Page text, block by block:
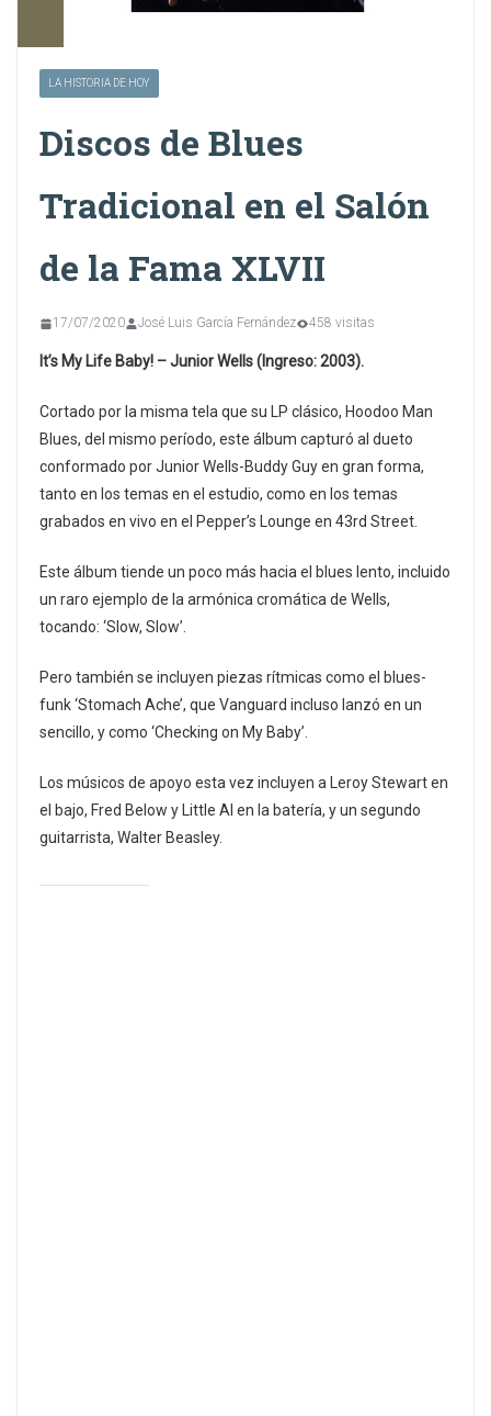
LA HISTORIA DE HOY
Discos de Blues
Tradicional en el Salón
de la Fama XLVII
17/07/2020 José Luis García Fernández 458 visitas
It’s My Life Baby! – Junior Wells (Ingreso: 2003).
Cortado por la misma tela que su LP clásico, Hoodoo Man
Blues, del mismo período, este álbum capturó al dueto
conformado por Junior Wells-Buddy Guy en gran forma,
tanto en los temas en el estudio, como en los temas
grabados en vivo en el Pepper’s Lounge en 43rd Street.
Este álbum tiende un poco más hacia el blues lento, incluido
un raro ejemplo de la armónica cromática de Wells,
tocando: ‘Slow, Slow’.
Pero también se incluyen piezas rítmicas como el blues-
funk ‘Stomach Ache’, que Vanguard incluso lanzó en un
sencillo, y como ‘Checking on My Baby’.
Los músicos de apoyo esta vez incluyen a Leroy Stewart en
el bajo, Fred Below y Little Al en la batería, y un segundo
guitarrista, Walter Beasley.